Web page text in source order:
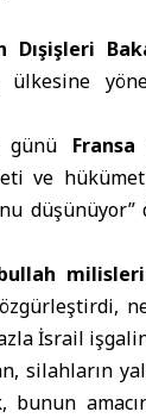
Dışişleri
ülkesine
günü
ve
milisleri
İsrail
silahların